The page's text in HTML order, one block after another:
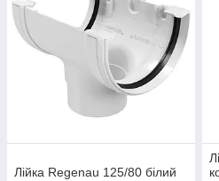
Лійка Regenau 125/80 білий